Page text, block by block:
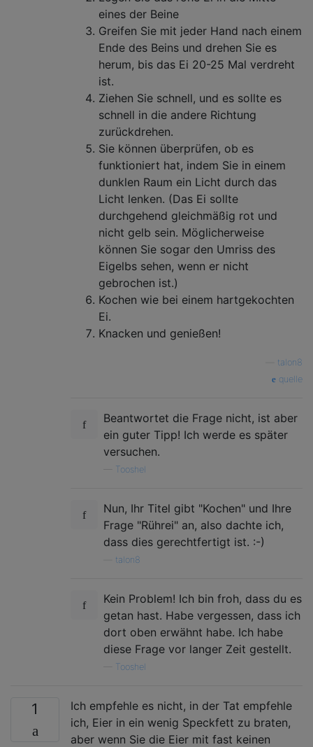
eines der Beine
Greifen Sie mit jeder Hand nach einem
Ende des Beins und drehen Sie es
herum, bis das Ei 20-25 Mal verdreht
ist.
Ziehen Sie schnell, und es sollte es
schnell in die andere Richtung
zurückdrehen.
Sie können überprüfen, ob es
funktioniert hat, indem Sie in einem
dunklen Raum ein Licht durch das
Licht lenken. (Das Ei sollte
durchgehend gleichmäßig rot und
nicht gelb sein. Möglicherweise
können Sie sogar den Umriss des
Eigelbs sehen, wenn er nicht
gebrochen ist.)
Kochen wie bei einem hartgekochten
Ei.
Knacken und genießen!
talon8
quelle
Beantwortet die Frage nicht, ist aber
ein guter Tipp! Ich werde es später
versuchen.
Tooshel
Nun, Ihr Titel gibt "Kochen" und Ihre
Frage "Rührei" an, also dachte ich,
dass dies gerechtfertigt ist. :-)
talon8
Kein Problem! Ich bin froh, dass du es
getan hast. Habe vergessen, dass ich
dort oben erwähnt habe. Ich habe
diese Frage vor langer Zeit gestellt.
Tooshel
1
Ich empfehle es nicht, in der Tat empfehle
ich, Eier in ein wenig Speckfett zu braten,
aber wenn Sie die Eier mit fast keinen